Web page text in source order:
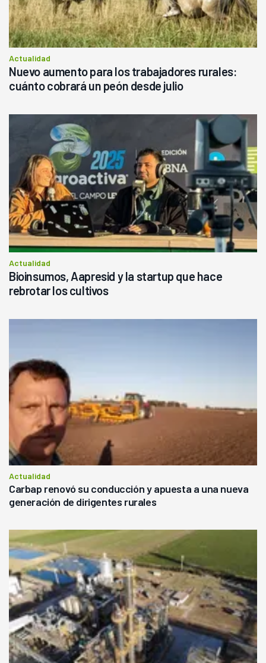
Actualidad
Nuevo aumento para los trabajadores rurales:
cuánto cobrará un peón desde julio
Actualidad
Bioinsumos, Aapresid y la startup que hace
rebrotar los cultivos
Actualidad
Carbap renovó su conducción y apuesta a una nueva
generación de dirigentes rurales